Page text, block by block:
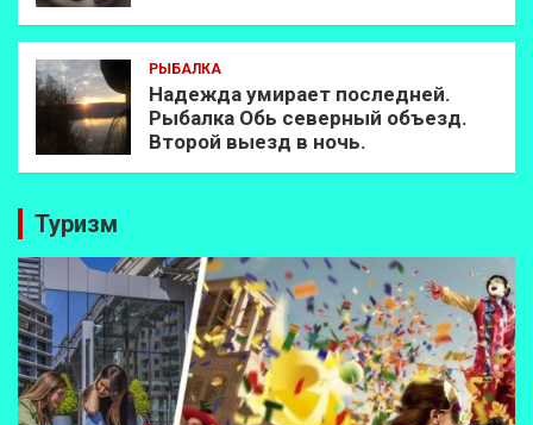
РЫБАЛКА
Надежда умирает последней.
Рыбалка Обь северный объезд.
Второй выезд в ночь.
Туризм